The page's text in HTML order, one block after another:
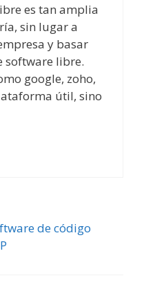
es tan amplia
sin lugar a
y basar
software libre.
google, zoho,
útil, sino
de código